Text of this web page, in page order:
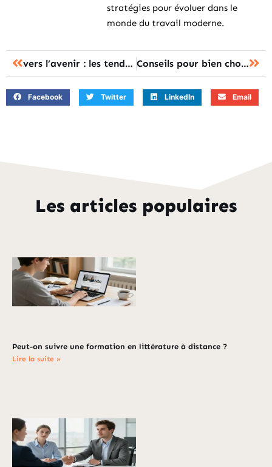
stratégies pour évoluer dans le
monde du travail moderne.
vers l’avenir : les tendances surprenantes de la formation professionnelle Conseils pour bien choisir une école de commerce
Facebook Twitter LinkedIn Email
Les articles populaires
Peut-on suivre une formation en littérature à distance ?
Lire la suite »